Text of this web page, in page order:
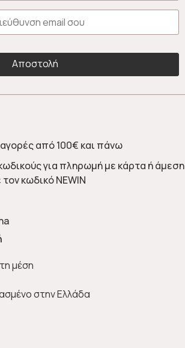
από 100€ και πάνω
για πληρωμή με κάρτα ή άμεση
κωδικό NEWIN
μέση
στην Ελλάδα